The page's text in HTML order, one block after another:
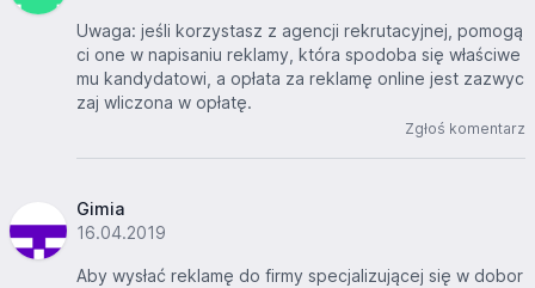
Uwaga: jeśli korzystasz z agencji rekrutacyjnej, pomogą
ci one w napisaniu reklamy, która spodoba się właściwe
mu kandydatowi, a opłata za reklamę online jest zazwyc
zaj wliczona w opłatę.
Zgłoś komentarz
Gimia
16.04.2019
Aby wysłać reklamę do firmy specjalizującej się w dobor